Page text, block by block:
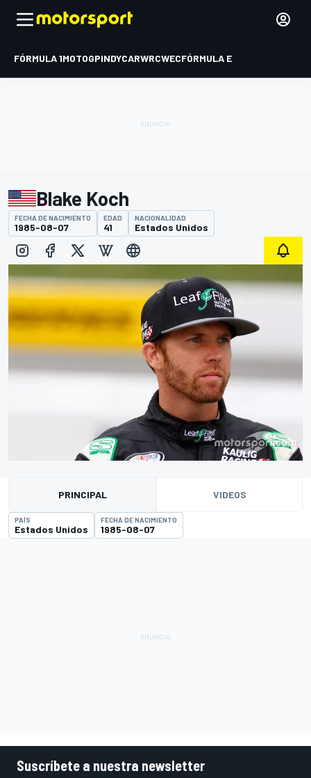
FÓRMULA 1MOTOGPINDYCARWRCWECFÓRMULA E
Blake Koch
FECHA DE NACIMIENTO
1985-08-07
EDAD
41
NACIONALIDAD
Estados Unidos
PRINCIPAL VIDEOS
PAÍS
Estados Unidos
FECHA DE NACIMIENTO
1985-08-07
Suscríbete a nuestra newsletter